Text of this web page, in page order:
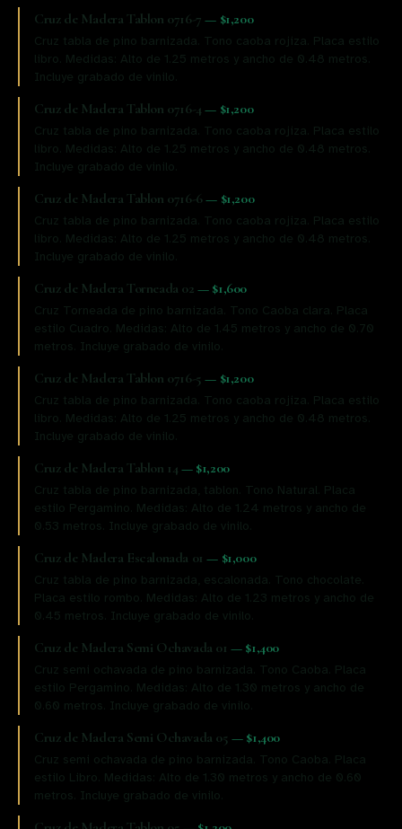
Cruz de Madera Tablon 0716-7 — $1,200
Cruz tabla de pino barnizada. Tono caoba rojiza. Placa estilo
libro. Medidas: Alto de 1.25 metros y ancho de 0.48 metros.
Incluye grabado de vinilo.
Cruz de Madera Tablon 0716-4 — $1,200
Cruz tabla de pino barnizada. Tono caoba rojiza. Placa estilo
libro. Medidas: Alto de 1.25 metros y ancho de 0.48 metros.
Incluye grabado de vinilo.
Cruz de Madera Tablon 0716-6— $1,200
Cruz tabla de pino barnizada. Tono caoba rojiza. Placa estilo
libro. Medidas: Alto de 1.25 metros y ancho de 0.48 metros.
Incluye grabado de vinilo.
Cruz de Madera Torneada 02 — $1,600
Cruz Torneada de pino barnizada. Tono Caoba clara. Placa
estilo Cuadro. Medidas: Alto de 1.45 metros y ancho de 0.70
metros. Incluye grabado de vinilo.
Cruz de Madera Tablon 0716-5 — $1,200
Cruz tabla de pino barnizada. Tono caoba rojiza. Placa estilo
libro. Medidas: Alto de 1.25 metros y ancho de 0.48 metros.
Incluye grabado de vinilo.
Cruz de Madera Tablon 14 — $1,200
Cruz tabla de pino barnizada, tablon. Tono Natural. Placa
estilo Pergamino. Medidas: Alto de 1.24 metros y ancho de
0.53 metros. Incluye grabado de vinilo.
Cruz de Madera Escalonada 01 — $1,000
Cruz tabla de pino barnizada, escalonada. Tono chocolate.
Placa estilo rombo. Medidas: Alto de 1.23 metros y ancho de
0.45 metros. Incluye grabado de vinilo.
Cruz de Madera Semi Ochavada 01 — $1,400
Cruz semi ochavada de pino barnizada. Tono Caoba. Placa
estilo Pergamino. Medidas: Alto de 1.30 metros y ancho de
0.60 metros. Incluye grabado de vinilo.
Cruz de Madera Semi Ochavada 05 — $1,400
Cruz semi ochavada de pino barnizada. Tono Caoba. Placa
estilo Libro. Medidas: Alto de 1.30 metros y ancho de 0.60
metros. Incluye grabado de vinilo.